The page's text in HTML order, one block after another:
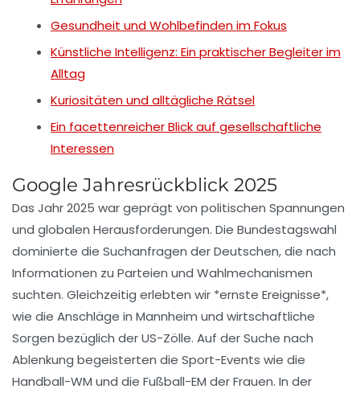
Gesundheit und Wohlbefinden im Fokus
Künstliche Intelligenz: Ein praktischer Begleiter im
Alltag
Kuriositäten und alltägliche Rätsel
Ein facettenreicher Blick auf gesellschaftliche
Interessen
Google Jahresrückblick 2025
Das Jahr 2025 war geprägt von politischen Spannungen
und globalen Herausforderungen. Die Bundestagswahl
dominierte die Suchanfragen der Deutschen, die nach
Informationen zu Parteien und Wahlmechanismen
suchten. Gleichzeitig erlebten wir *ernste Ereignisse*,
wie die Anschläge in Mannheim und wirtschaftliche
Sorgen bezüglich der US-Zölle. Auf der Suche nach
Ablenkung begeisterten die Sport-Events wie die
Handball-WM und die Fußball-EM der Frauen. In der